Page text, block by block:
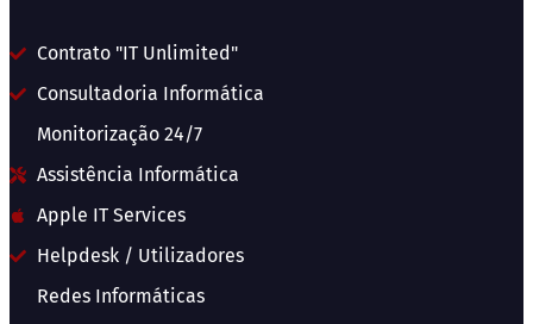
Contrato "IT Unlimited"
Consultadoria Informática
Monitorização 24/7
Assistência Informática
Apple IT Services
Helpdesk / Utilizadores
Redes Informáticas